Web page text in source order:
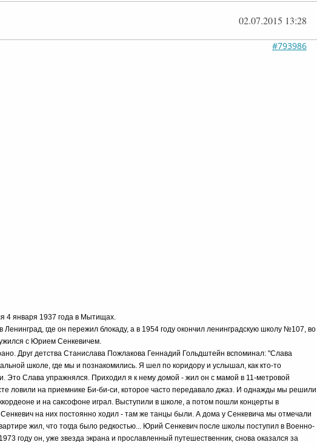
02.07.2015 13:28
#793986
4 января 1937 года в Мытищах.
Ленинград, где он пережил блокаду, а в 1954 году окончил ленинградскую школу №107, во
с Юрием Сенкевичем.
Друг детства Станислава Пожлакова Геннадий Гольдштейн вспоминал: "Слава
школе, где мы и познакомились. Я шел по коридору и услышал, как кто-то
Это Слава упражнялся. Приходил я к нему домой - жил он с мамой в 11-метровой
ловили на приемнике Би-би-си, которое часто передавало джаз. И однажды мы решили
и на саксофоне играл. Выступили в школе, а потом пошли концерты в
на них постоянно ходил - там же танцы были. А дома у Сенкевича мы отмечали
жил, что тогда было редкостью... Юрий Сенкевич после школы поступил в Военно-
году он, уже звезда экрана и прославленный путешественник, снова оказался за